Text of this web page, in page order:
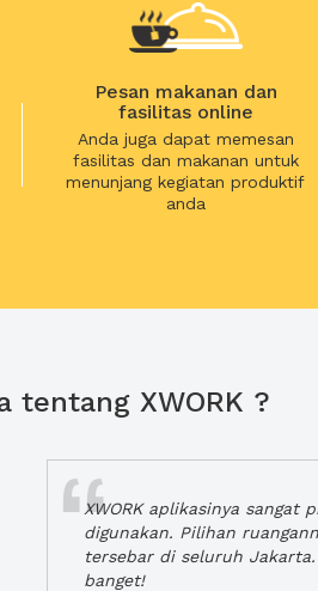
Pesan makanan dan
fasilitas online
Anda juga dapat memesan
fasilitas dan makanan untuk
menunjang kegiatan produktif
anda
tentang XWORK ?
XWORK aplikasinya sangat
digunakan. Pilihan
tersebar di seluruh
banget!